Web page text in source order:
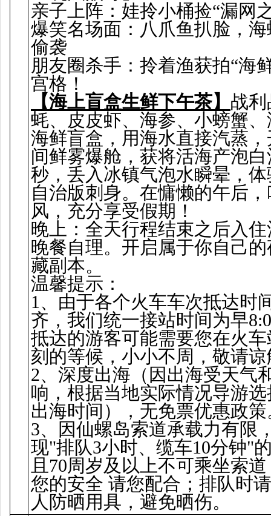
亲子上阵：娃拎小桶捡“漏网
爆笑名场面：八爪鱼扒脸，
偷袭
朋友圈杀手：拎着渔获拍“海
宫格！
【海上盲盒生鲜下午茶】 战
蚝、皮皮虾、海参、小螃蟹
海鲜盲盒，用海水直接汽蒸
间鲜雾爆舱，获将活海产泡白
秒，丢入冰镇气泡水瞬晕，
自治版刺身。在慵懒的午后
风，充分享受假期！
晚上：全天行程结束之后入
晚餐自理。开启属于你自己
藏副本。
温馨提示：
1、由于各个火车车次抵达时
齐，我们统一接站时间为早
抵达的游客可能需要您在火
刻的等候，小小不周，敬请
2、深度出海（因出海受天气
响，根据当地实际情况导游
出海时间），无免票优惠政策
3、因仙螺岛索道承载力有限
现"排队3小时、缆车10分钟"
且70周岁及以上不可乘坐索
您的安全 请您配合；排队时
人防晒用具，避免晒伤。